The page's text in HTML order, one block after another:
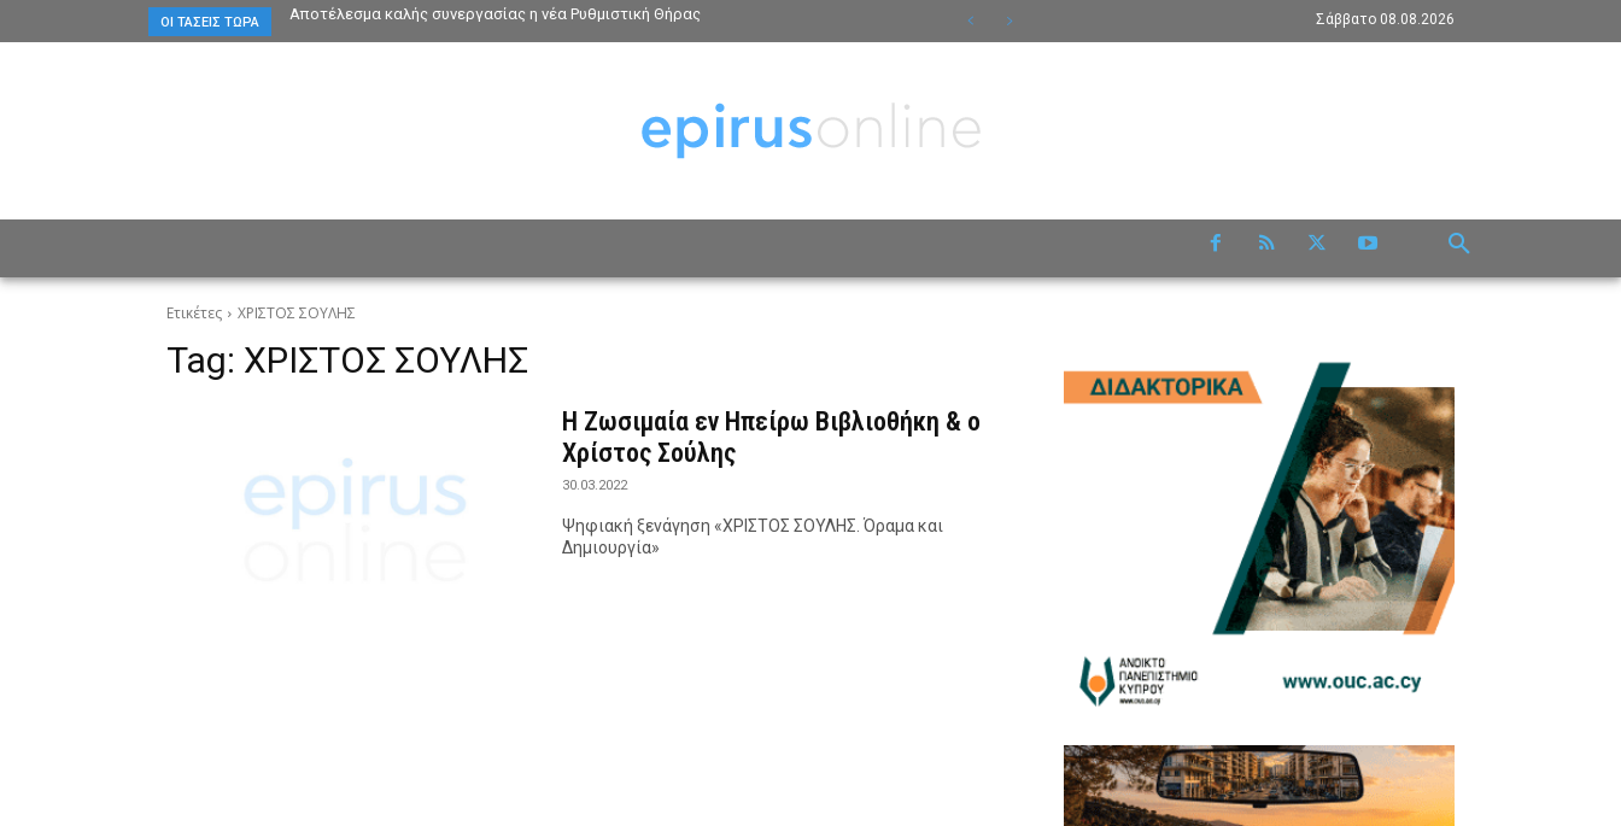
ΟΙ ΤΆΣΕΙΣ ΤΏΡΑ Αποτέλεσμα καλής συνεργασίας η νέα Ρυθμιστική Θήρας Σάββατο 08.08.2026
Ετικέτες ΧΡΙΣΤΟΣ ΣΟΥΛΗΣ
Tag: ΧΡΙΣΤΟΣ ΣΟΥΛΗΣ
Η Ζωσιμαία εν Ηπείρω Βιβλιοθήκη & ο
Χρίστος Σούλης
30.03.2022
Ψηφιακή ξενάγηση «ΧΡΙΣΤΟΣ ΣΟΥΛΗΣ. Όραμα και
Δημιουργία»